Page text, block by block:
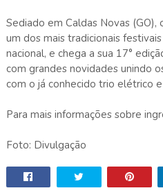
Sediado em Caldas Novas
um dos mais tradicionais
nacional, e chega a sua 17°
com grandes novidades unindo
com o já conhecido trio elétrico
Para mais informações sobre
Foto: Divulgação